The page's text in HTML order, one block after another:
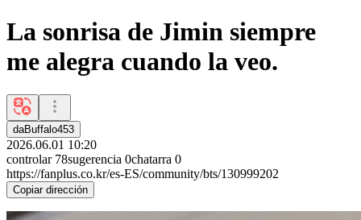
La sonrisa de Jimin siempre
me alegra cuando la veo.
daBuffalo453
2026.06.01 10:20
controlar 78sugerencia 0chatarra 0
https://fanplus.co.kr/es-ES/community/bts/130999202
Copiar dirección